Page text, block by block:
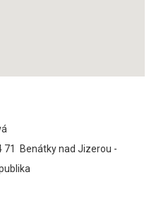
71 Benátky nad Jizerou -